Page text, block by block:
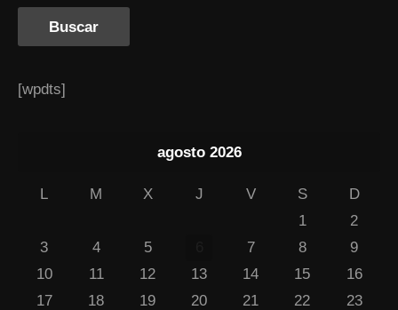
[wpdts]
agosto 2026
L M X J V S
D
1
2
3
4 5 7 8
9
10
11 12 13 14 15
16
17
18 19 20 21 22
23